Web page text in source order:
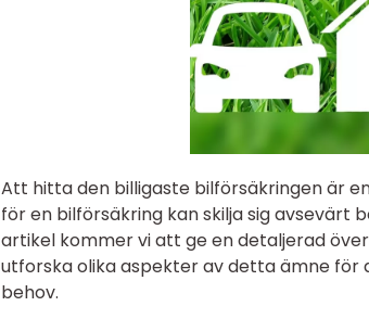
Att hitta den billigaste bilförsäkringen är
för en bilförsäkring kan skilja sig avsevärt
artikel kommer vi att ge en detaljerad
utforska olika aspekter av detta ämne
behov.